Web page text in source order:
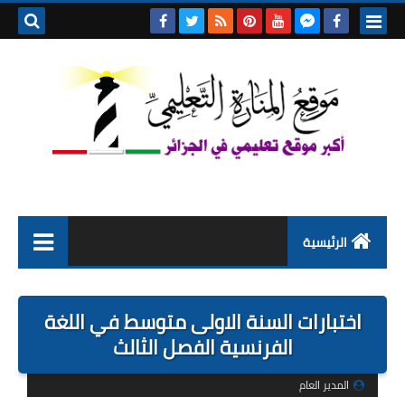
الرئيسية
التربية التحضيرية
السنة الاولى ابتدائي
اختبارات السنة الاولى متوسط في اللغة
الفرنسية الفصل الثالث
المدير العام